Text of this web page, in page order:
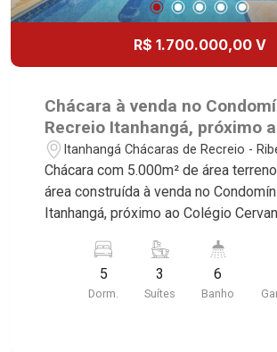
R$ 1.700.000,00 V
Chácara à venda no
Recreio Itanhangá, próximo
Cervantes - Ribeirão Preto/
Itanhangá Chácaras de Recreio -
Preto/SP
Chácara com 5.000m² de área
área construída à venda no
Itanhangá, próximo ao Colégio
Preto/SP. Conheça as características deste
imóvel que a Martinelli Imobiliária
para você: - 5.000m² de área terreno e 440m² de
5
Dorm.
3
Suítes
6
Banho